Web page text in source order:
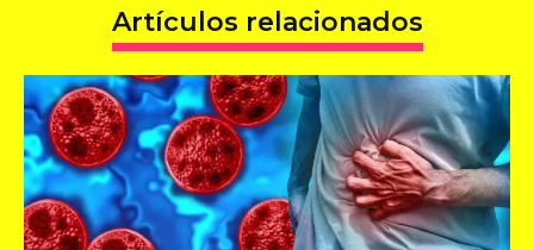
Artículos relacionados